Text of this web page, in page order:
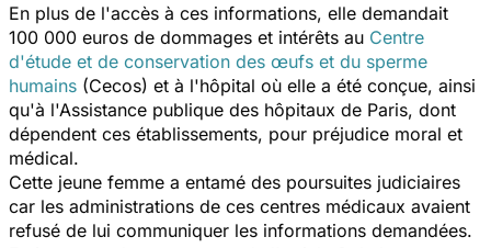
En plus de l'accès à ces informations, elle demandait
100 000 euros de dommages et intérêts au Centre
d'étude et de conservation des œufs et du sperme
humains (Cecos) et à l'hôpital où elle a été conçue, ainsi
qu'à l'Assistance publique des hôpitaux de Paris, dont
dépendent ces établissements, pour préjudice moral et
médical.
Cette jeune femme a entamé des poursuites judiciaires
car les administrations de ces centres médicaux avaient
refusé de lui communiquer les informations demandées.